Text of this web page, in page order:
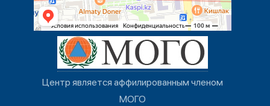
Центр является аффилированным членом
МОГО